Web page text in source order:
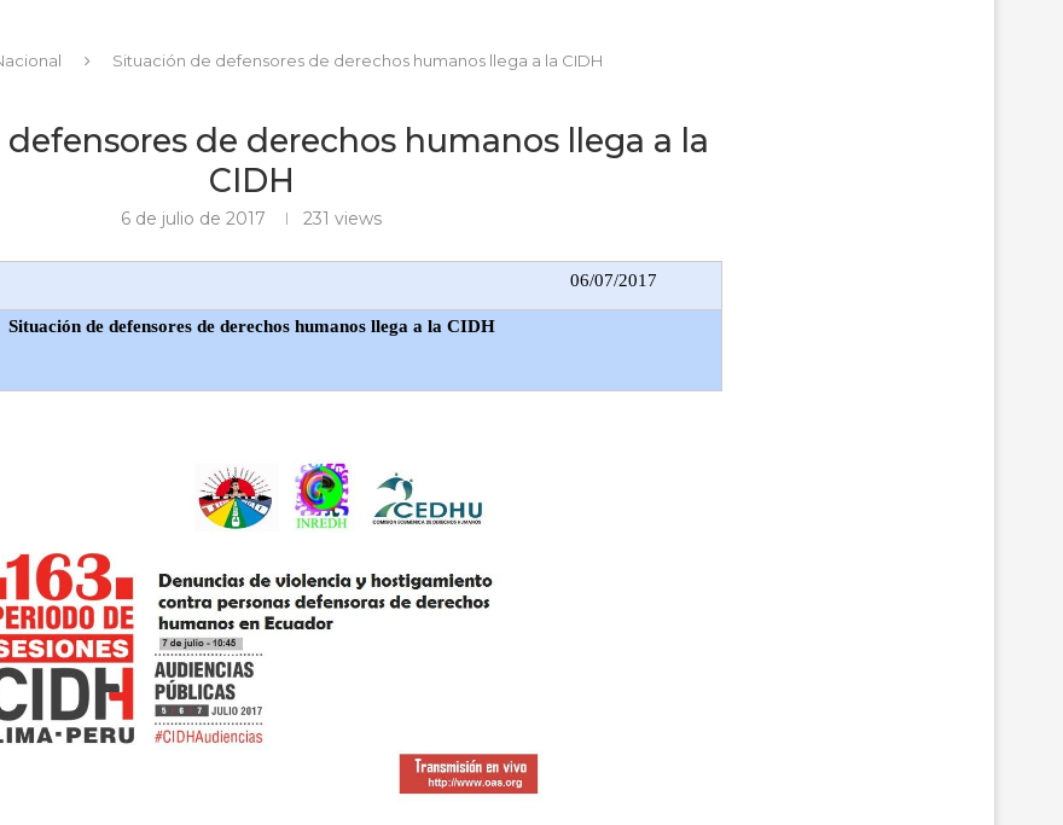
Situación de defensores de derechos humanos llega a la CIDH
de derechos humanos llega a la
CIDH
6 de julio de 2017 231 views
06/07/2017
Situación de defensores de derechos humanos llega a la CIDH